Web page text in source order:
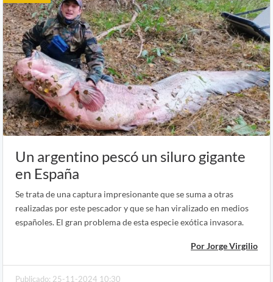
Un argentino pescó un siluro gigante
en España
Se trata de una captura impresionante que se suma a otras
realizadas por este pescador y que se han viralizado en medios
españoles. El gran problema de esta especie exótica invasora.
Por Jorge Virgilio
Publicado: 25-11-2024 10:30